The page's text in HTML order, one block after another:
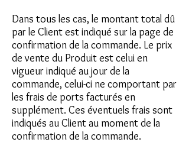
Dans tous les cas, le montant total dû
par le Client est indiqué sur la page de
confirmation de la commande. Le prix
de vente du Produit est celui en
vigueur indiqué au jour de la
commande, celui-ci ne comportant par
les frais de ports facturés en
supplément. Ces éventuels frais sont
indiqués au Client au moment de la
confirmation de la commande.